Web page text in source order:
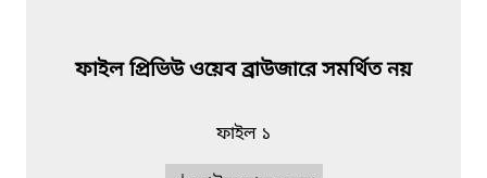
ফাইল প্রিভিউ ওয়েব ব্রাউজারে সমর্থিত নয়
ফাইল ১